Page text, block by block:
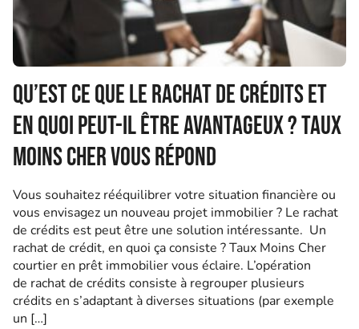
Qu’est ce que le rachat de crédits et
en quoi peut-il être avantageux ? Taux
Moins Cher vous répond
Vous souhaitez rééquilibrer votre situation financière ou
vous envisagez un nouveau projet immobilier ? Le rachat
de crédits est peut être une solution intéressante. Un
rachat de crédit, en quoi ça consiste ? Taux Moins Cher
courtier en prêt immobilier vous éclaire. L’opération
de rachat de crédits consiste à regrouper plusieurs
crédits en s’adaptant à diverses situations (par exemple
un […]